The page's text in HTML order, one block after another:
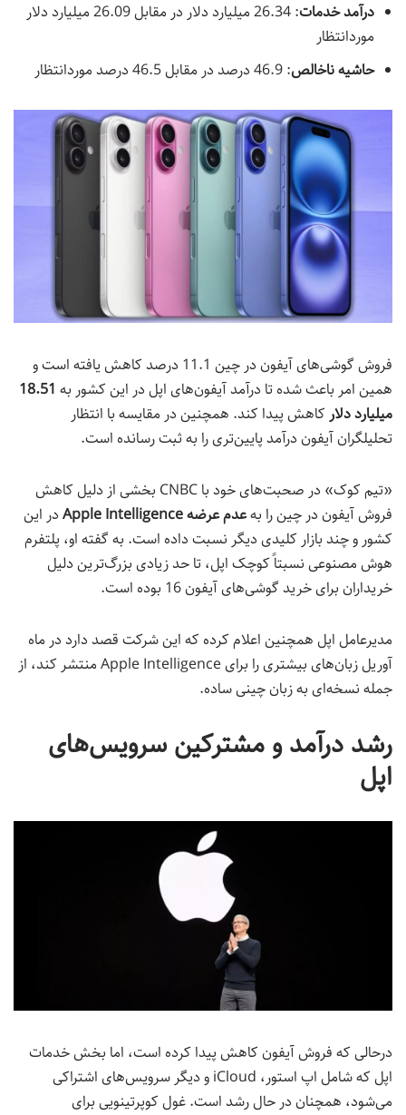
درآمد خدمات
: 26.34 میلیارد دلار در مقابل 26.09 میلیارد دلار
موردانتظار
حاشیه ناخالص: 46.9 درصد در مقابل 46.5 درصد موردانتظار
فروش گوشی‌های آیفون در چین 11.1 درصد کاهش یافته است و
همین امر باعث شده تا درآمد آیفون‌های اپل در این کشور به 18.51
میلیارد دلار کاهش پیدا کند. همچنین در مقایسه با انتظار
تحلیلگران آیفون درآمد پایین‌تری را به ثبت رسانده است.
«تیم کوک» در صحبت‌های خود با CNBC بخشی از دلیل کاهش
فروش آیفون در چین را بهعدم عرضه Apple Intelligence
در این
کشور و چند بازار کلیدی دیگر نسبت داده است. به گفته او، پلتفرم
هوش مصنوعی نسبتاً کوچک اپل، تا حد زیادی بزرگ‌ترین دلیل
خریداران برای خرید گوشی‌های آیفون 16 بوده است.
مدیرعامل اپل همچنین اعلام کرده که این شرکت قصد دارد در ماه
آوریل زبان‌های بیشتری را برای Apple Intelligence منتشر کند، از
جمله نسخه‌ای به زبان چینی ساده.
رشد درآمد و مشترکین سرویس‌های
اپل
درحالی که فروش آیفون کاهش پیدا کرده است، اما بخش خدمات
اپل که شامل اپ استور، iCloud و دیگر سرویس‌های اشتراکی
می‌شود، همچنان در حال رشد است. غول کوپرتینویی برای